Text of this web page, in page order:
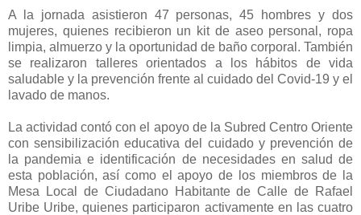
A la jornada asistieron 47 personas, 45 hombres y dos
mujeres, quienes recibieron un kit de aseo personal, ropa
limpia, almuerzo y la oportunidad de baño corporal. También
se realizaron talleres orientados a los hábitos de vida
saludable y la prevención frente al cuidado del Covid-19 y el
lavado de manos.
La actividad contó con el apoyo de la Subred Centro Oriente
con sensibilización educativa del cuidado y prevención de
la pandemia e identificación de necesidades en salud de
esta población, así como el apoyo de los miembros de la
Mesa Local de Ciudadano Habitante de Calle de Rafael
Uribe Uribe, quienes participaron activamente en las cuatro